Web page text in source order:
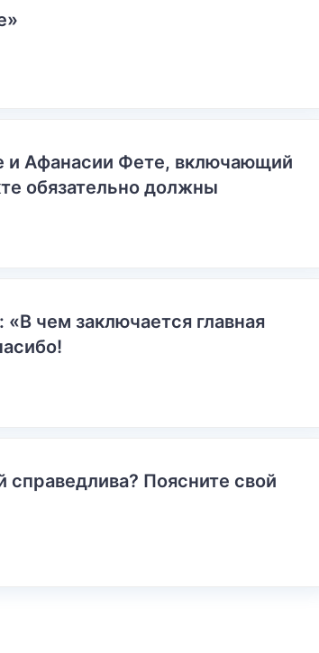
и Афанасии Фете, включающий
обязательно должны
чем заключается главная
Поясните свой